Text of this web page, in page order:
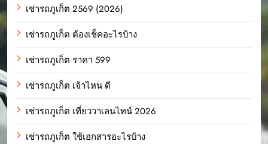
เช่ารถภูเก็ต 2569 (2026)
เช่ารถภูเก็ต ต้องเช็คอะไรบ้าง
เช่ารถภูเก็ต ราคา 599
เช่ารถภูเก็ต เจ้าไหน ดี
เช่ารถภูเก็ต เที่ยววาเลนไทน์ 2026
เช่ารถภูเก็ต ใช้เอกสารอะไรบ้าง